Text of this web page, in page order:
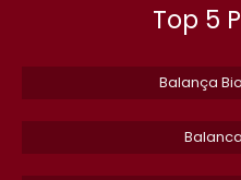
BALANCA DINAMICA ESTEIRA
BALANCA COMERCIAL
BALANCA MEDICA
Top 5
Balança